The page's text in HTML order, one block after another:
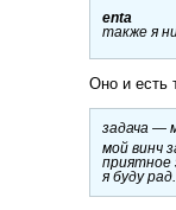
enta
также я
Оно и есть
задача —
мой винч
приятное
я буду рад.